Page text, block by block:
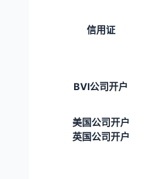
信用证
BVI公司开户
美国公司开户
英国公司开户